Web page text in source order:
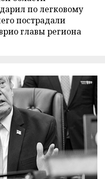
по легковому
пострадали
главы региона